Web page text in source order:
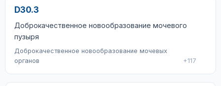
D30.3
Доброкачественное новообразование мочевого
пузыря
Доброкачественное новообразование мочевых
органов
+117